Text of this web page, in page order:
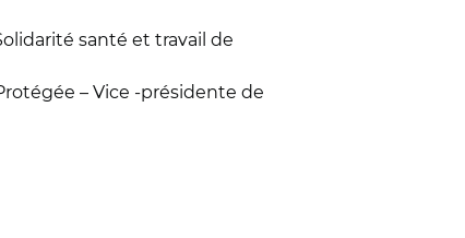
santé et travail de
– Vice -présidente de